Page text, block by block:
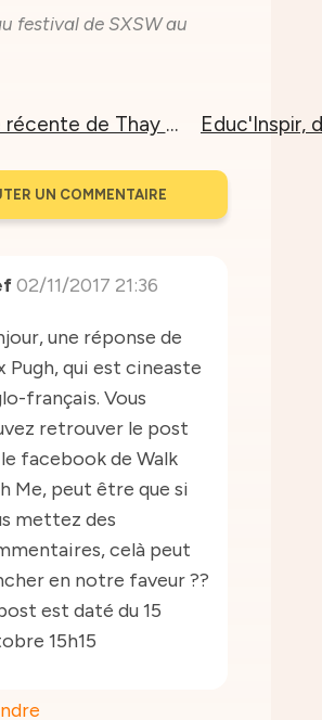
festival de SXSW au
La visite récente de Thay au Vietnam
UN COMMENTAIRE
02/11/2017 21:36
une réponse de
Pugh, qui est cineaste
français. Vous
retrouver le post
facebook de Walk
Me, peut être que si
mettez des
celà peut
en notre faveur ??
est daté du 15
15h15